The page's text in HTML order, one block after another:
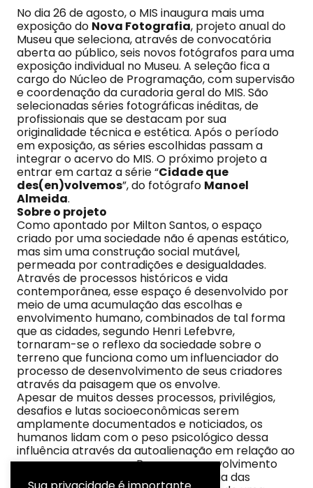
No dia 26 de agosto, o MIS inaugura mais uma
exposição do Nova Fotografia, projeto anual do
Museu que seleciona, através de convocatória
aberta ao público, seis novos fotógrafos para uma
exposição individual no Museu. A seleção fica a
cargo do Núcleo de Programação, com supervisão
e coordenação da curadoria geral do MIS. São
selecionadas séries fotográficas inéditas, de
profissionais que se destacam por sua
originalidade técnica e estética. Após o período
em exposição, as séries escolhidas passam a
integrar o acervo do MIS. O próximo projeto a
entrar em cartaz a série “Cidade que
des(en)volvemos”, do fotógrafo Manoel
Almeida.
Sobre o projeto
Como apontado por Milton Santos, o espaço
criado por uma sociedade não é apenas estático,
mas sim uma construção social mutável,
permeada por contradições e desigualdades.
Através de processos históricos e vida
contemporânea, esse espaço é desenvolvido por
meio de uma acumulação das escolhas e
envolvimento humano, combinados de tal forma
que as cidades, segundo Henri Lefebvre,
tornaram-se o reflexo da sociedade sobre o
terreno que funciona como um influenciador do
processo de desenvolvimento de seus criadores
através da paisagem que os envolve.
Apesar de muitos desses processos, privilégios,
desafios e lutas socioeconômicas serem
amplamente documentados e noticiados, os
humanos lidam com o peso psicológico dessa
influência através da autoalienação em relação ao
espaço que os cerca. Renegam o envolvimento
utilizando uma falsa ilusão de distância das